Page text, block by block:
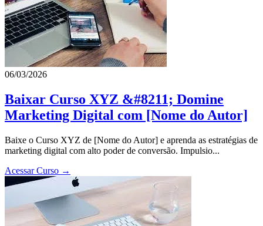
06/03/2026
Baixar Curso XYZ &#8211; Domine
Marketing Digital com [Nome do Autor]
Baixe o Curso XYZ de [Nome do Autor] e aprenda as estratégias de
marketing digital com alto poder de conversão. Impulsio...
Acessar Curso →